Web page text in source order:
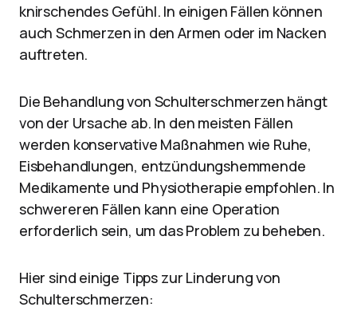
knirschendes Gefühl. In einigen Fällen können
auch Schmerzen in den Armen oder im Nacken
auftreten.
Die Behandlung von Schulterschmerzen hängt
von der Ursache ab. In den meisten Fällen
werden konservative Maßnahmen wie Ruhe,
Eisbehandlungen, entzündungshemmende
Medikamente und Physiotherapie empfohlen. In
schwereren Fällen kann eine Operation
erforderlich sein, um das Problem zu beheben.
Hier sind einige Tipps zur Linderung von
Schulterschmerzen: